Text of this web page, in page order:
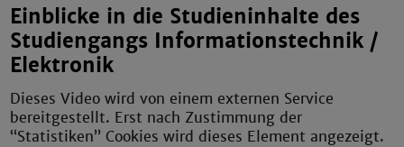
Einblicke in die Studieninhalte des
Studiengangs Informationstechnik /
Elektronik
Dieses Video wird von einem externen Service
bereitgestellt. Erst nach Zustimmung der
“Statistiken” Cookies wird dieses Element angezeigt.